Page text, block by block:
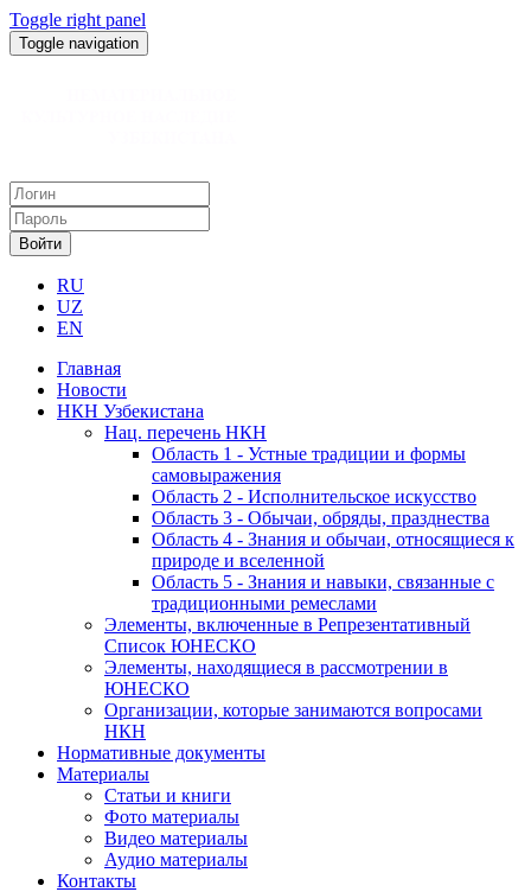
Toggle right panel
Toggle navigation
Войти
RU
UZ
EN
Главная
Новости
НКН Узбекистана
Нац. перечень НКН
Область 1 - Устные традиции и формы
самовыражения
Область 2 - Исполнительское искусство
Область 3 - Обычаи, обряды, празднества
Область 4 - Знания и обычаи, относящиеся к
природе и вселенной
Область 5 - Знания и навыки, связанные с
традиционными ремеслами
Элементы, включенные в Репрезентативный
Список ЮНЕСКО
Элементы, находящиеся в рассмотрении в
ЮНЕСКО
Организации, которые занимаются вопросами
НКН
Нормативные документы
Материалы
Статьи и книги
Фото материалы
Видео материалы
Аудио материалы
Контакты